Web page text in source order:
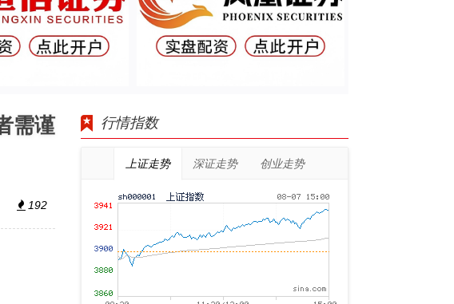
需谨
192
行情指数
上证走势 深证走势 创业走势